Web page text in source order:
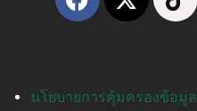
นโยบายการคุ้มครองข้อมู